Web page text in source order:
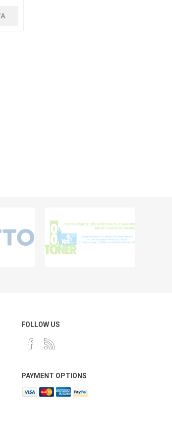
FOLLOW US
PAYMENT OPTIONS